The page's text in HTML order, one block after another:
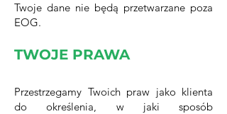
Twoje dane nie będą przetwarzane poza
EOG.
TWOJE PRAWA
Przestrzegamy Twoich praw jako klienta
do określenia, w jaki sposób